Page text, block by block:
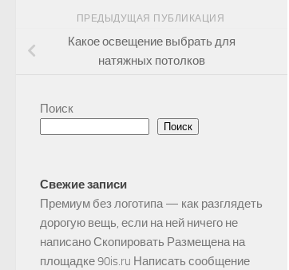
ПРЕДЫДУЩАЯ ПУБЛИКАЦИЯ
Какое освещение выбрать для
натяжных потолков
Поиск
Поиск
Свежие записи
Премиум без логотипа — как разглядеть
дорогую вещь, если на ней ничего не
написано Скопировать Размещена на
площадке 90is.ru Написать сообщение